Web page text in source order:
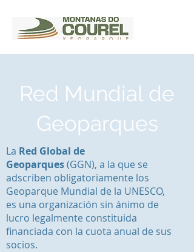
Red Mundial de
Geoparques
La Red Global de
Geoparques(GGN), a la que se
adscriben obligatoriamente los
Geoparque Mundial de la UNESCO,
es una organización sin ánimo de
lucro legalmente constituida
financiada con la cuota anual de sus
socios.